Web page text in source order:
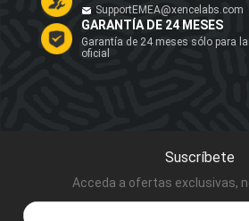
SupportEMEA@xencelabs.com
GARANTÍA DE 24 MESES
Garantía de 24 meses sólo para
oficial
Suscríbete
Acceda a ofertas exclusivas,